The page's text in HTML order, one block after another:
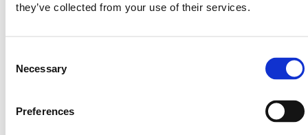
they’ve collected from your use of their services.
Selection
Necessary
Preferences